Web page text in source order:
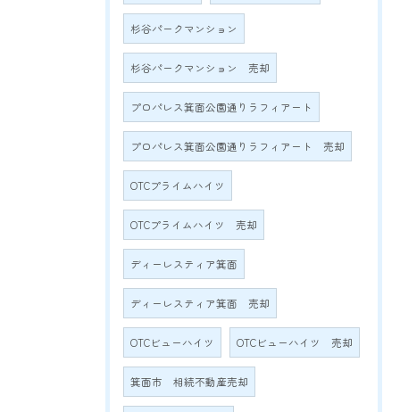
杉谷パークマンション
杉谷パークマンション 売却
プロパレス箕面公園通りラフィアート
プロパレス箕面公園通りラフィアート 売却
OTCプライムハイツ
OTCプライムハイツ 売却
ディーレスティア箕面
ディーレスティア箕面 売却
OTCビューハイツ OTCビューハイツ 売却
箕面市 相続不動産売却